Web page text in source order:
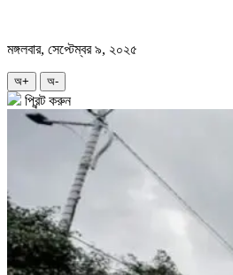
মঙ্গলবার, সেপ্টেম্বর ৯, ২০২৫
অ+ অ-
প্রিন্ট করুন